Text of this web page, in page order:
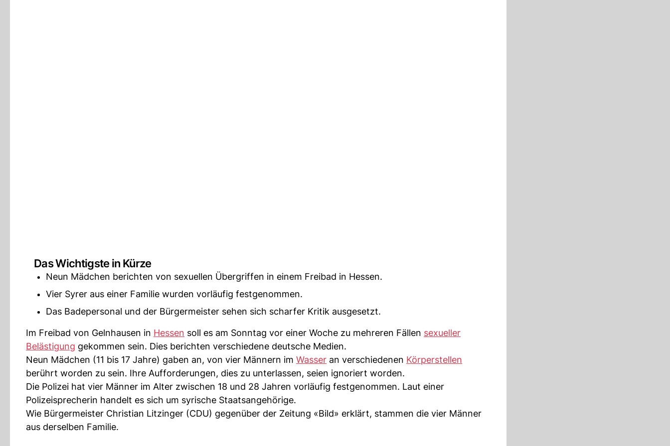
Das Wichtigste in Kürze
Neun Mädchen berichten von sexuellen Übergriffen in einem Freibad in Hessen.
Vier Syrer aus einer Familie wurden vorläufig festgenommen.
Das Badepersonal und der Bürgermeister sehen sich scharfer Kritik ausgesetzt.
Im Freibad von Gelnhausen in Hessen soll es am Sonntag vor einer Woche zu mehreren Fällen sexueller
Belästigung gekommen sein. Dies berichten verschiedene deutsche Medien.
Neun Mädchen (11 bis 17 Jahre) gaben an, von vier Männern im Wasser an verschiedenen Körperstellen
berührt worden zu sein. Ihre Aufforderungen, dies zu unterlassen, seien ignoriert worden.
Die Polizei hat vier Männer im Alter zwischen 18 und 28 Jahren vorläufig festgenommen. Laut einer
Polizeisprecherin handelt es sich um syrische Staatsangehörige.
Wie Bürgermeister Christian Litzinger (CDU) gegenüber der Zeitung «Bild» erklärt, stammen die vier Männer
aus derselben Familie.